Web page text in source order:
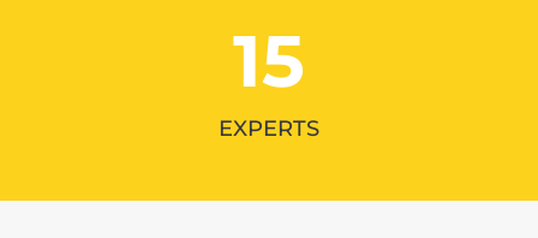
15
EXPERTS